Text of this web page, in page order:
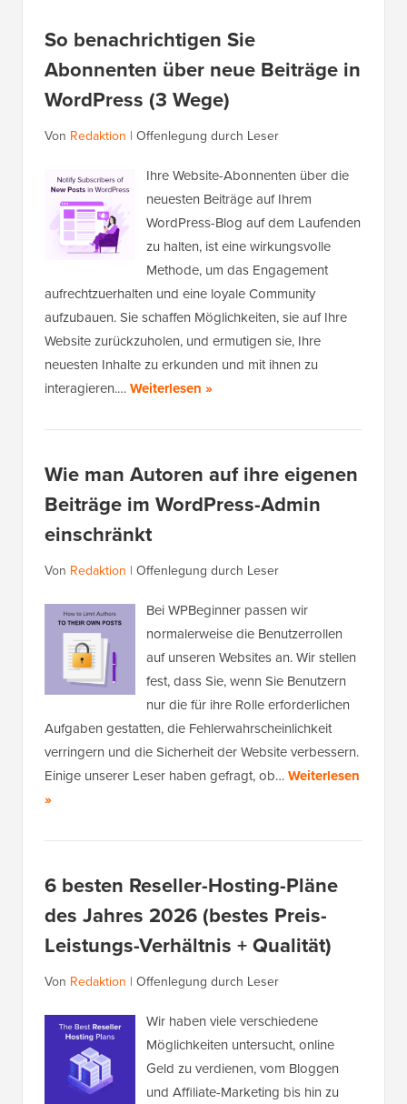
So benachrichtigen Sie
Abonnenten über neue Beiträge in
WordPress (3 Wege)
Von Redaktion | Offenlegung durch Leser
Ihre Website-Abonnenten über die
neuesten Beiträge auf Ihrem
WordPress-Blog auf dem Laufenden
zu halten, ist eine wirkungsvolle
Methode, um das Engagement
aufrechtzuerhalten und eine loyale Community
aufzubauen. Sie schaffen Möglichkeiten, sie auf Ihre
Website zurückzuholen, und ermutigen sie, Ihre
neuesten Inhalte zu erkunden und mit ihnen zu
interagieren.…Weiterlesen »
Wie man Autoren auf ihre eigenen
Beiträge im WordPress-Admin
einschränkt
Von Redaktion | Offenlegung durch Leser
Bei WPBeginner passen wir
normalerweise die Benutzerrollen
auf unseren Websites an. Wir stellen
fest, dass Sie, wenn Sie Benutzern
nur die für ihre Rolle erforderlichen
Aufgaben gestatten, die Fehlerwahrscheinlichkeit
verringern und die Sicherheit der Website verbessern.
Einige unserer Leser haben gefragt, ob…Weiterlesen
»
6 besten Reseller-Hosting-Pläne
des Jahres 2026 (bestes Preis-
Leistungs-Verhältnis + Qualität)
Von Redaktion | Offenlegung durch Leser
Wir haben viele verschiedene
Möglichkeiten untersucht, online
Geld zu verdienen, vom Bloggen
und Affiliate-Marketing bis hin zu